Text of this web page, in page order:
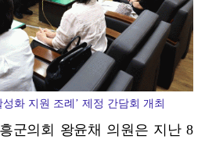
화 지원 조례’ 제정 간담회 개최
군의회 왕윤채 의원은 지난 8